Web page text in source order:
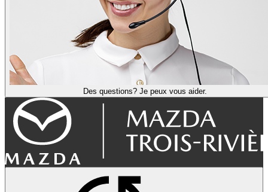
Des questions? Je peux vous aider.